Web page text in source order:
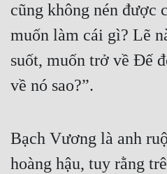
Làm Giàu
Lịch Sử
Mưu Mô
Mạt Thế
Ngôn Tình
cũng không nén được
muốn làm cái gì? Lẽ
suốt, muốn trở về Đế
về nó sao?”.
Bạch Vương là anh
hoàng hậu, tuy rằng